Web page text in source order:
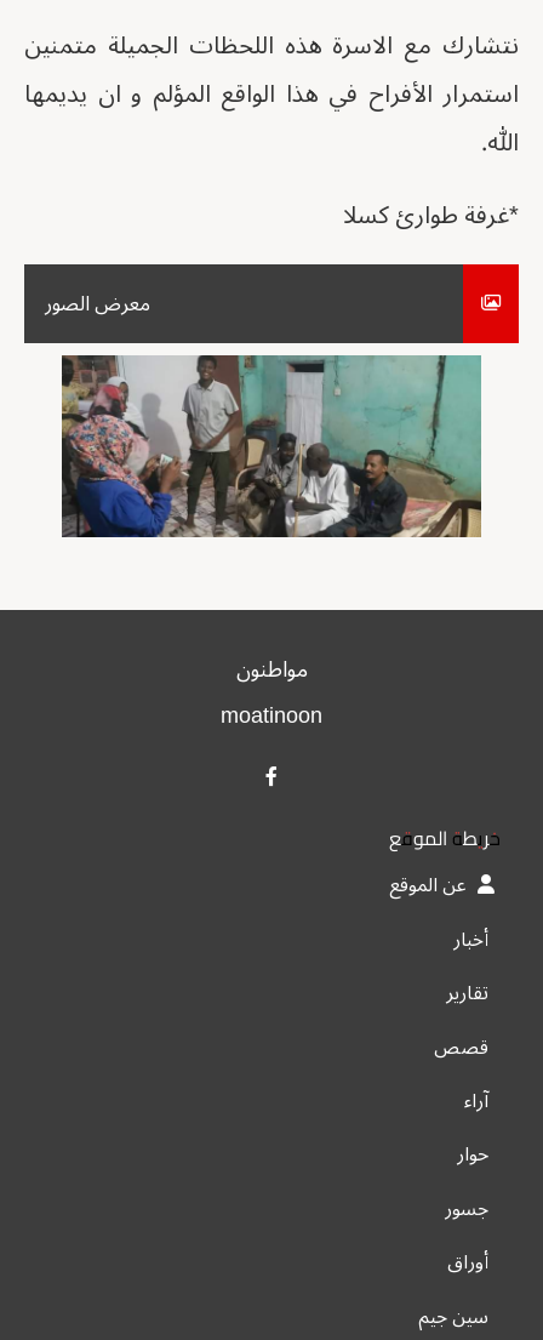
نتشارك مع الاسرة هذه اللحظات الجميلة متمنين
استمرار الأفراح في هذا الواقع المؤلم و ان يديمها
الله.
*غرفة طوارئ كسلا
معرض الصور
مواطنون
moatinoon
خريطة الموقع
عن الموقع
أخبار
تقارير
قصص
آراء
حوار
جسور
أوراق
سين جيم